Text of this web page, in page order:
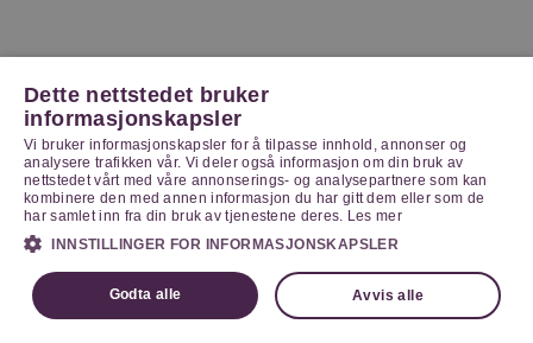
Dette nettstedet bruker
informasjonskapsler
Vi bruker informasjonskapsler for å tilpasse innhold, annonser og
analysere trafikken vår. Vi deler også informasjon om din bruk av
nettstedet vårt med våre annonserings- og analysepartnere som kan
kombinere den med annen informasjon du har gitt dem eller som de
har samlet inn fra din bruk av tjenestene deres. Les mer
INNSTILLINGER FOR INFORMASJONSKAPSLER
Godta alle Avvis alle